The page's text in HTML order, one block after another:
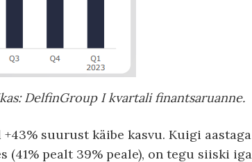
DelfinGroup I kvartali finantsaruanne.
suurust käibe kasvu. Kuigi aastaga
pealt 39% peale), on tegu siiski